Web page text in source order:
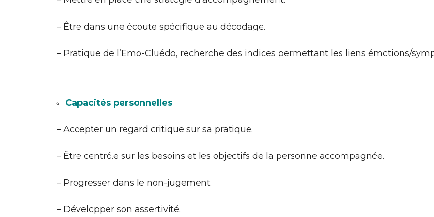
– Être dans une écoute spécifique au décodage.
– Pratique de l’Emo-Cluédo, recherche des indices permettant les liens émotions/
Capacités personnelles
– Accepter un regard critique sur sa pratique.
– Être centré.e sur les besoins et les objectifs de la personne accompagnée.
– Progresser dans le non-jugement.
– Développer son assertivité.